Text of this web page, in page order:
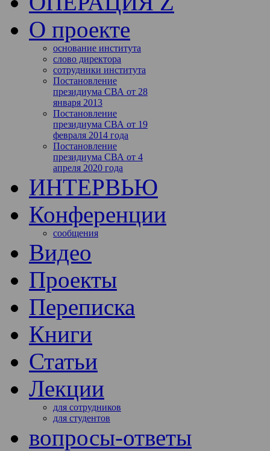
О проекте
основание института
слово директора
сотрудники института
Постановление
президиума СВА от 28
января 2013
Постановление
президиума СВА от 19
февраля 2014 года
Постановление
президиума СВА от 4
апреля 2020 года
ИНТЕРВЬЮ
Конференции
сообщения
Видео
Проекты
Переписка
Книги
Статьи
Лекции
для сотрудников
для студентов
вопросы-ответы